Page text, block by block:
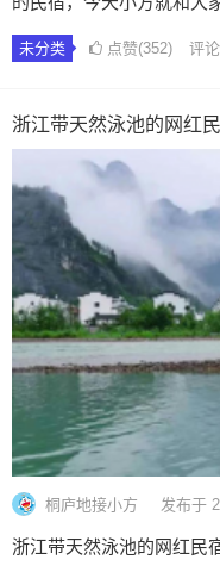
未分类 点赞(352) 评
浙江带天然泳池的网红
桐庐地接小方 发布于
浙江带天然泳池的网红